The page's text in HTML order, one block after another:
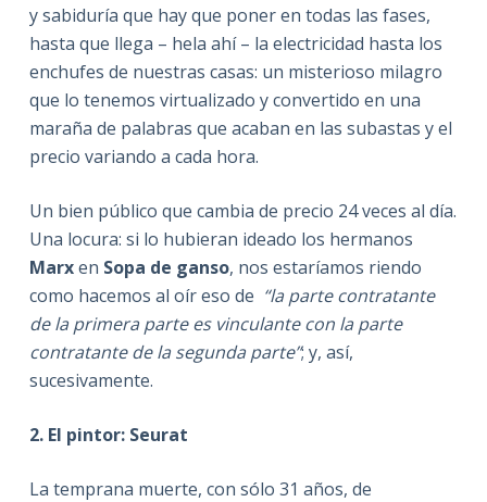
y sabiduría que hay que poner en todas las fases,
hasta que llega – hela ahí – la electricidad hasta los
enchufes de nuestras casas: un misterioso milagro
que lo tenemos virtualizado y convertido en una
maraña de palabras que acaban en las subastas y el
precio variando a cada hora.
Un bien público que cambia de precio 24 veces al día.
Una locura: si lo hubieran ideado los hermanos
Marxen Sopa de ganso, nos estaríamos riendo
como hacemos al oír eso de “la parte contratante
de la primera parte es vinculante con la parte
contratante de la segunda parte”; y, así,
sucesivamente.
2. El pintor: Seurat
La temprana muerte, con sólo 31 años, de